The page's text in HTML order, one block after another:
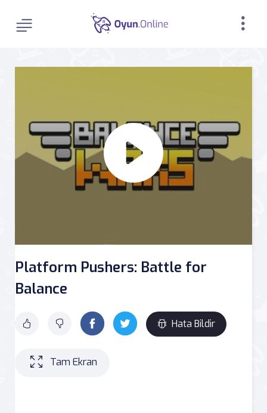
Platform Pushers: Battle for
Balance
Hata Bildir
Tam Ekran